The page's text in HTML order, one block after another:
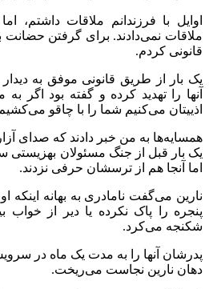
اوایل با فرزندانم ملاقات داشتم،
ملاقات نمی‌دادند. برای گرفتن حضانت
قانونی کردم.
یک بار از طریق قانونی موفق به
آنها را تهدید کرده و گفته بود اگر به
اذییتان می‌کنیم شما را با چاقو
همسایه‌ها به من خبر دادند که صدای
یک بار قبل از جنگ مسئولان بهزیستی
اما آنجا هم از ترسشان حرفی نزدند.
نارین می‌گفت نامادری به بهانه
پنجره را پاک نکرده یا دیر از خواب
شکنجه می‌کرد.
پدرشان آنها را به مدت یک ماه در
دهان نارین نجاست می‌ریخت.